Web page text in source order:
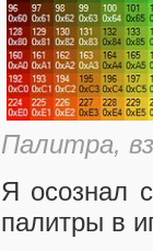
Палитра,
Я осознал
палитры в